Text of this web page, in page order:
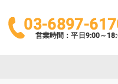
03-6897-
営業時間：平日9:00～